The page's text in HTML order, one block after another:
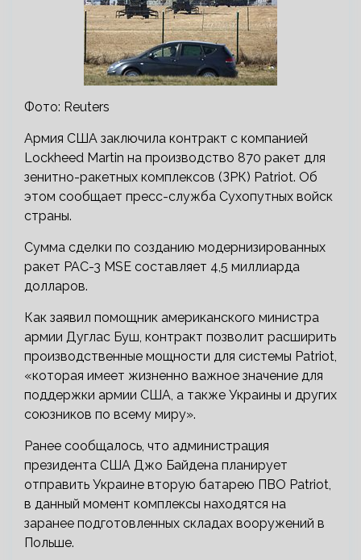
Фото: Reuters
Армия США заключила контракт с компанией
Lockheed Martin на производство 870 ракет для
зенитно-ракетных комплексов (ЗРК) Patriot. Об
этом сообщает пресс-служба Сухопутных войск
страны.
Сумма сделки по созданию модернизированных
ракет PAC-3 MSE составляет 4,5 миллиарда
долларов.
Как заявил помощник американского министра
армии Дуглас Буш, контракт позволит расширить
производственные мощности для системы Patriot,
«которая имеет жизненно важное значение для
поддержки армии США, а также Украины и других
союзников по всему миру».
Ранее сообщалось, что администрация
президента США Джо Байдена планирует
отправить Украине вторую батарею ПВО Patriot,
в данный момент комплексы находятся на
заранее подготовленных складах вооружений в
Польше.